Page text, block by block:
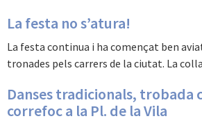
La festa no s’atura!
La festa continua i ha començat ben
tronades pels carrers de la ciutat. La colla
Danses tradicionals, trobada
correfoc a la Pl. de la Vila